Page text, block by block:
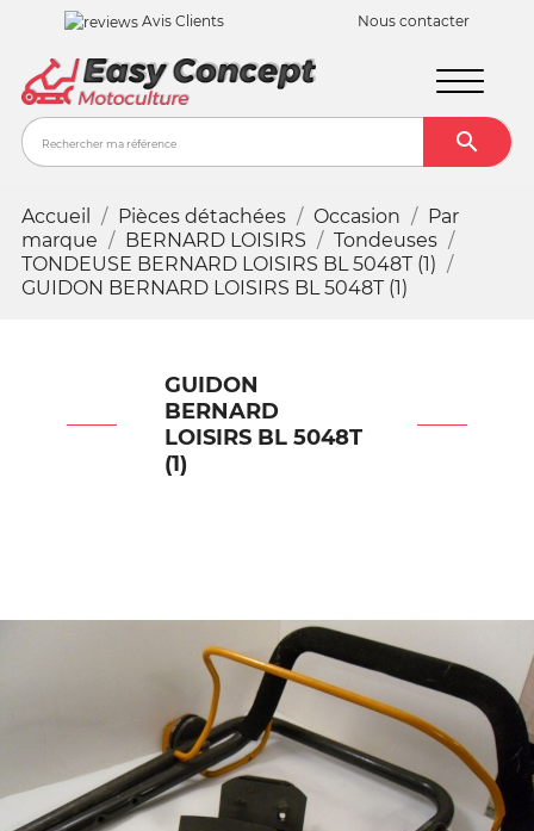
Avis Clients Nous contacter

Accueil Pièces détachées Occasion
Par
marque
BERNARD LOISIRS
Tondeuses
TONDEUSE BERNARD LOISIRS BL 5048T (1)
GUIDON BERNARD LOISIRS BL 5048T (1)
GUIDON
BERNARD
LOISIRS BL 5048T
(1)